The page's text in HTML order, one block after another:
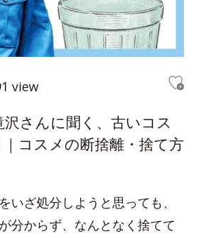
view
さんに聞く、古いコス
コスメの断捨離・捨て方
いざ処分しようと思っても、
分からず、なんとなく捨てて